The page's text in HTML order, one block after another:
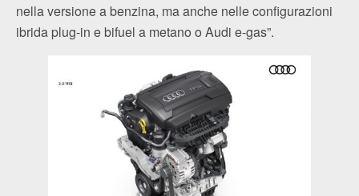
nella versione a benzina, ma anche nelle configurazioni
ibrida plug-in e bifuel a metano o Audi e-gas”.